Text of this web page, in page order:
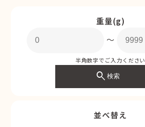
重量(g)
〜
半角数字でご入力ください
search検索
並べ替え